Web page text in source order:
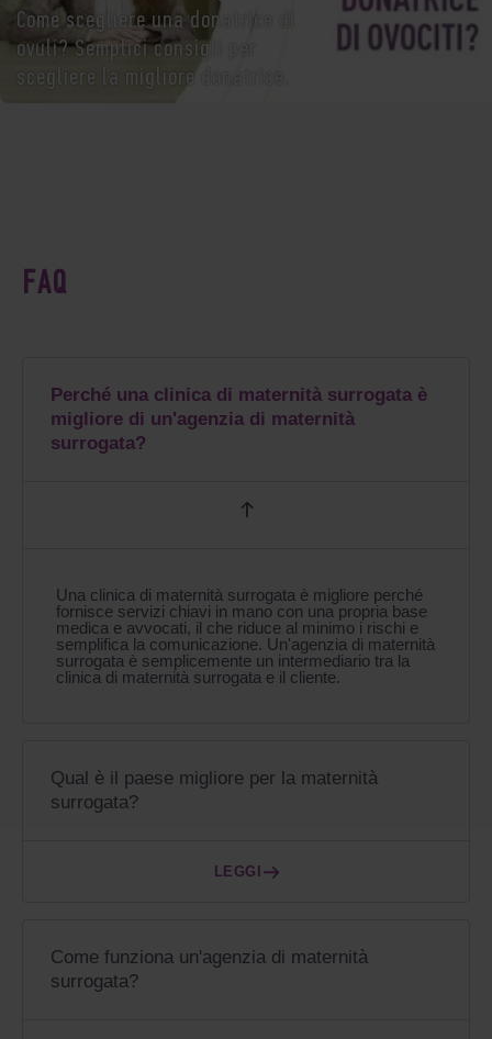
Come scegliere una donatrice di
ovuli? Semplici consigli per
scegliere la migliore donatrice.
FAQ
Perché una clinica di maternità surrogata è
migliore di un'agenzia di maternità
surrogata?
Una clinica di maternità surrogata è migliore perché
fornisce servizi chiavi in mano con una propria base
medica e avvocati, il che riduce al minimo i rischi e
semplifica la comunicazione. Un'agenzia di maternità
surrogata è semplicemente un intermediario tra la
clinica di maternità surrogata e il cliente.
Qual è il paese migliore per la maternità
surrogata?
LEGGI
Come funziona un'agenzia di maternità
surrogata?